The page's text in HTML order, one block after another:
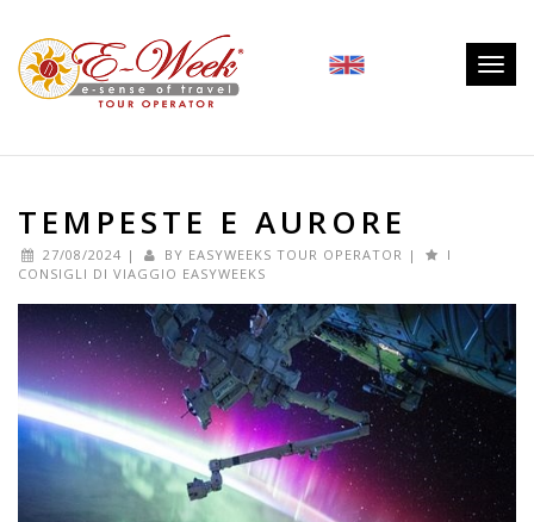
TEMPESTE E AURORE
27/08/2024 | BY EASYWEEKS TOUR OPERATOR |
I
CONSIGLI DI VIAGGIO EASYWEEKS